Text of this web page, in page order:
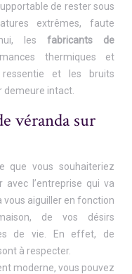
de rester sous
extrêmes, faute
les fabricants de
thermiques et
ressentie et les bruits
demeure intact.
véranda sur
que vous souhaiteriez
avec l’entreprise qui va
vous aiguiller en fonction
de vos désirs
de vie. En effet, de
à respecter.
moderne, vous pouvez